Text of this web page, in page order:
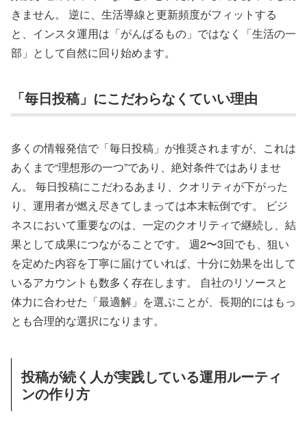
きません。 逆に、生活導線と更新頻度がフィットする
と、インスタ運用は「がんばるもの」ではなく「生活の一
部」として自然に回り始めます。
「毎日投稿」にこだわらなくていい理由
多くの情報発信で「毎日投稿」が推奨されますが、これは
あくまで“理想形の一つ”であり、絶対条件ではありませ
ん。 毎日投稿にこだわるあまり、クオリティが下がった
り、運用者が燃え尽きてしまっては本末転倒です。 ビジ
ネスにおいて重要なのは、一定のクオリティで継続し、結
果として成果につながることです。 週2〜3回でも、狙い
を定めた内容を丁寧に届けていれば、十分に効果を出して
いるアカウントも数多く存在します。 自社のリソースと
体力に合わせた「最適解」を選ぶことが、長期的にはもっ
とも合理的な選択になります。
投稿が続く人が実践している運用ルーティ
ンの作り方